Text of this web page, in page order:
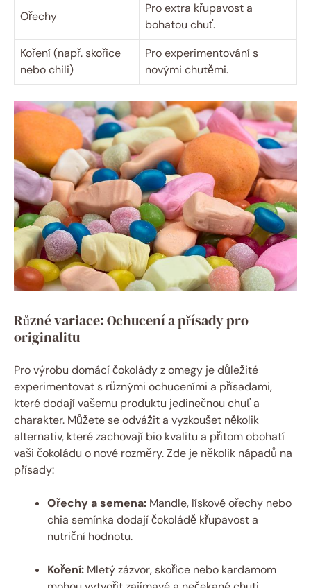
Ořechy
Pro extra křupavost a
bohatou chuť.
Koření (např. skořice
nebo chili)
Pro experimentování s
novými chutěmi.
Různé variace: Ochucení a přísady pro
originalitu
Pro výrobu domácí čokolády z omegy je důležité
experimentovat s různými ochuceními a přísadami,
které dodají vašemu produktu jedinečnou chuť a
charakter. Můžete se odvážit a vyzkoušet několik
alternativ, které zachovají bio kvalitu a přitom obohatí
vaši čokoládu o nové rozměry. Zde je několik nápadů na
přísady:
Ořechy a semena: Mandle, lískové ořechy nebo
chia semínka dodají čokoládě křupavost a
nutriční hodnotu.
Koření: Mletý zázvor, skořice nebo kardamom